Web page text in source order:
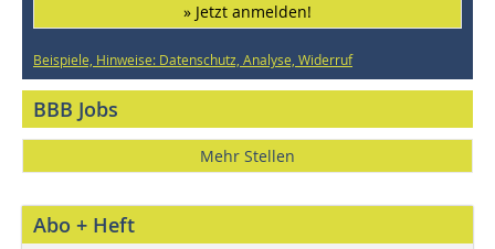
» Jetzt anmelden!
Beispiele, Hinweise: Datenschutz, Analyse, Widerruf
BBB Jobs
Mehr Stellen
Abo + Heft